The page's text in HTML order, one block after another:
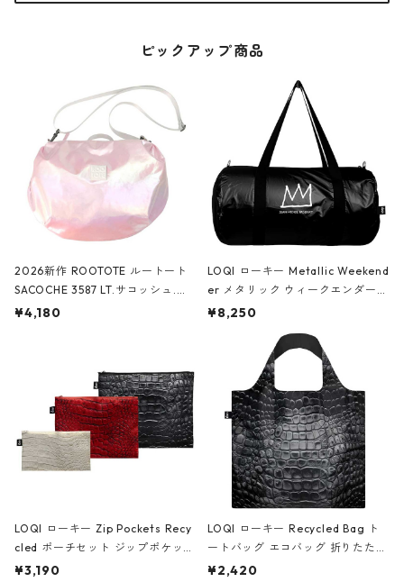
ピックアップ商品
2026新作 ROOTOTE ルートート
SACOCHE 3587 LT.サコッシュ.ル
ミエ-B ショルダーバッグ グロスピ
¥4,180
LOQI ローキー Metallic Weekend
er メタリック ウィークエンダー
ボストンバッグ ショルダーバッグ
Black ジャン=ミッシェル・バスキ
ア/クラウン ブラック
¥8,250
LOQI ローキー Zip Pockets Recy
cled ポーチセット ジップポケット
ファスナーポーチ 撥水加工 トラベ
¥3,190
LOQI ローキー Recycled Bag ト
ートバッグ エコバッグ 折りたたみ
大きめ 撥水加工 収納ポーチ CRO
¥2,420